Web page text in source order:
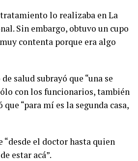
lo realizaba en La
Sin embargo, obtuvo un cupo
contenta porque era algo
salud subrayó que “una se
con los funcionarios, también
“para mí es la segunda casa,
el doctor hasta quien
estar acá”.